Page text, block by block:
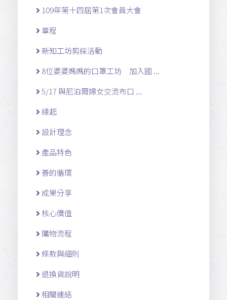
109年第十四屆第1次會員大會
章程
新知工坊剪綵活動
8位婆婆媽媽的口罩工坊 加入國 ...
5/17 與尼泊爾婦女交流布口 ...
緣起
設計理念
產品特色
善的循環
成果分享
核心價值
購物流程
條款與細則
退換貨說明
相關連結